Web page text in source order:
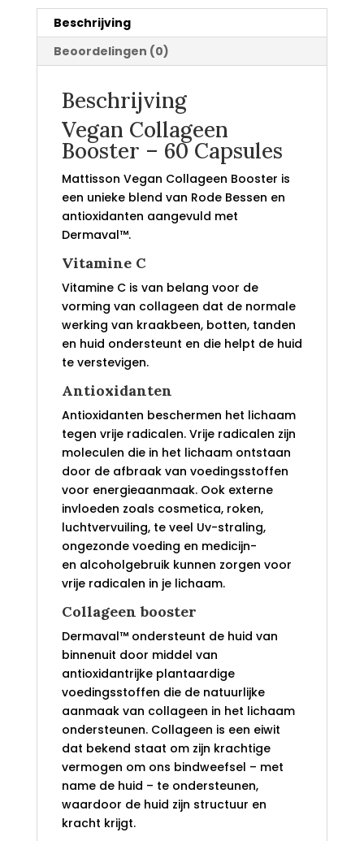
Beschrijving
Beoordelingen (0)
Beschrijving
Vegan Collageen
Booster – 60 Capsules
Mattisson Vegan Collageen Booster is
een unieke blend van Rode Bessen en
antioxidanten aangevuld met
Dermaval™.
Vitamine C
Vitamine C is van belang voor de
vorming van collageen dat de normale
werking van kraakbeen, botten, tanden
en huid ondersteunt en die helpt de huid
te verstevigen.
Antioxidanten
Antioxidanten beschermen het lichaam
tegen vrije radicalen. Vrije radicalen zijn
moleculen die in het lichaam ontstaan
door de afbraak van voedingsstoffen
voor energieaanmaak. Ook externe
invloeden zoals cosmetica, roken,
luchtvervuiling, te veel Uv-straling,
ongezonde voeding en medicijn-
en alcoholgebruik kunnen zorgen voor
vrije radicalen in je lichaam.
Collageen booster
Dermaval™ ondersteunt de huid van
binnenuit door middel van
antioxidantrijke plantaardige
voedingsstoffen die de natuurlijke
aanmaak van collageen in het lichaam
ondersteunen. Collageen is een eiwit
dat bekend staat om zijn krachtige
vermogen om ons bindweefsel – met
name de huid – te ondersteunen,
waardoor de huid zijn structuur en
kracht krijgt.